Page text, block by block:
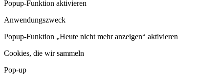
Popup-Funktion aktivieren
Anwendungszweck
Popup-Funktion „Heute nicht mehr anzeigen“ aktivieren
Cookies, die wir sammeln
Pop-up